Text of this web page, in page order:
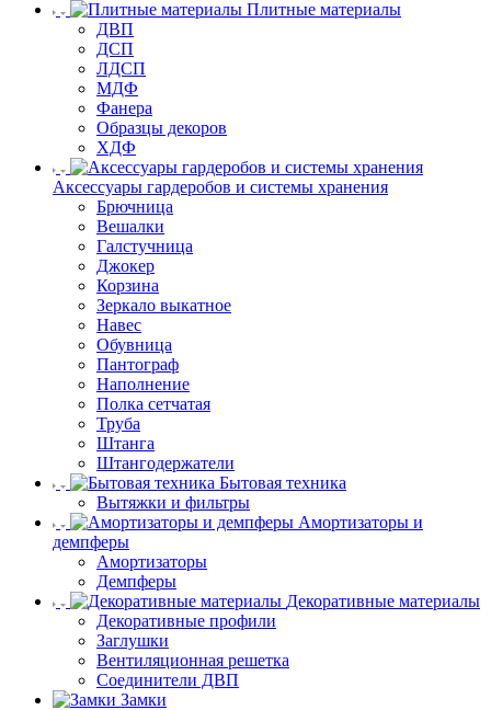
Плитные материалы
ДВП
ДСП
ЛДСП
МДФ
Фанера
Образцы декоров
ХДФ
Аксессуары гардеробов и системы хранения
Брючница
Вешалки
Галстучница
Джокер
Корзина
Зеркало выкатное
Навес
Обувница
Пантограф
Наполнение
Полка сетчатая
Труба
Штанга
Штангодержатели
Бытовая техника
Вытяжки и фильтры
Амортизаторы и
демпферы
Амортизаторы
Демпферы
Декоративные материалы
Декоративные профили
Заглушки
Вентиляционная решетка
Соединители ДВП
Замки